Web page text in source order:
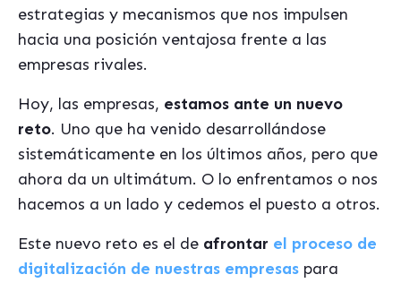
estrategias y mecanismos que nos impulsen
hacia una posición ventajosa frente a las
empresas rivales.
Hoy, las empresas, estamos ante un nuevo
reto. Uno que ha venido desarrollándose
sistemáticamente en los últimos años, pero que
ahora da un ultimátum. O lo enfrentamos o nos
hacemos a un lado y cedemos el puesto a otros.
Este nuevo reto es el de afrontar el proceso de
digitalización de nuestras empresas para